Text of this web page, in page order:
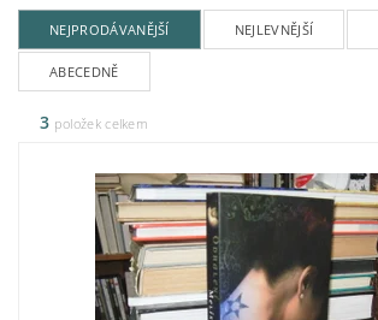
NEJPRODÁVANĚJŠÍ NEJLEVNĚJŠÍ
ABECEDNĚ
3 položek celkem